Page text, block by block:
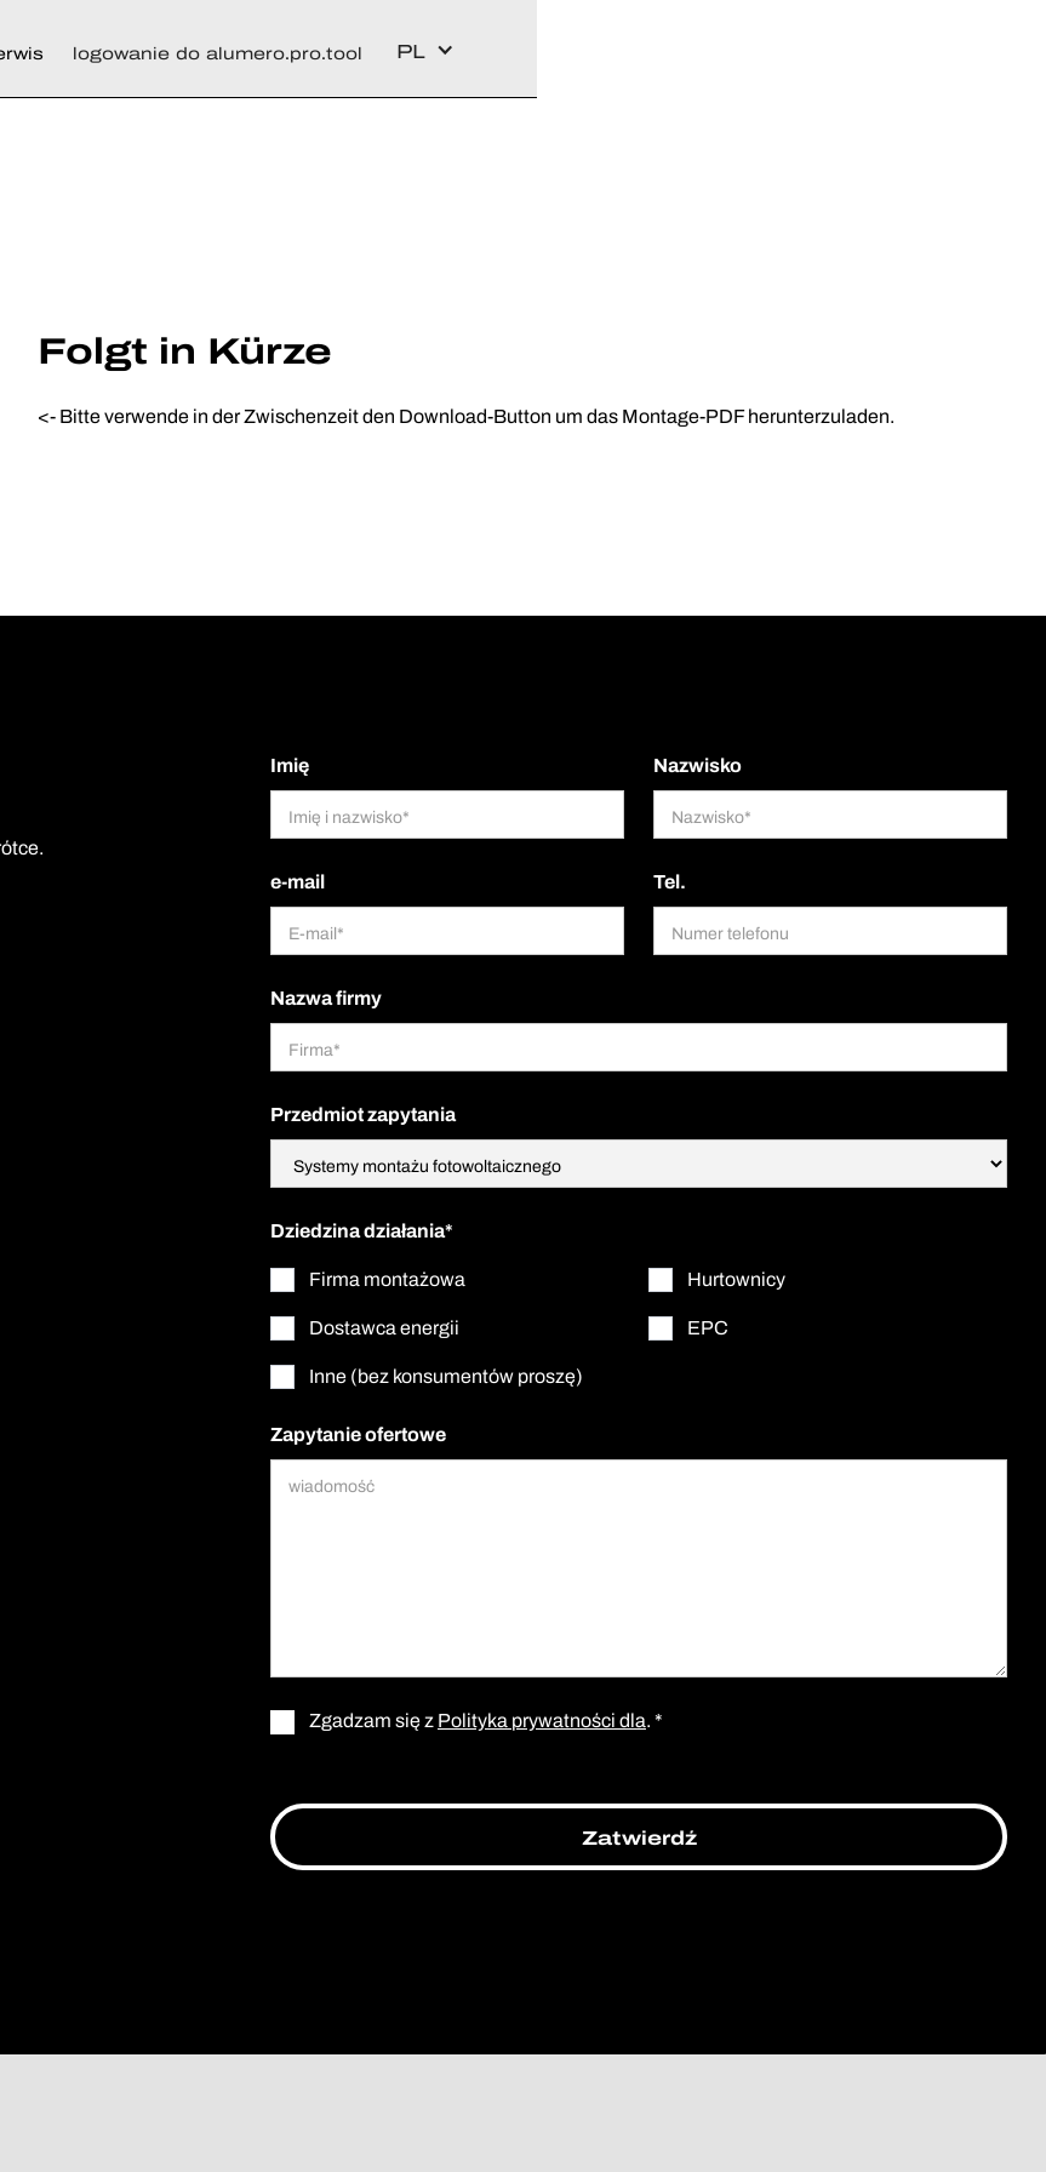
logowanie do alumero.pro.tool PL
Folgt in Kürze
<- Bitte verwende in der Zwischenzeit den Download-Button um das Montage-PDF herunterzuladen.
Imię Nazwisko
e-mail Tel.
Nazwa firmy
Przedmiot zapytania
Dziedzina działania*
Firma montażowa Hurtownicy
Dostawca energii EPC
Inne (bez konsumentów proszę)
Zapytanie ofertowe
Zgadzam się z Polityka prywatności dla. *